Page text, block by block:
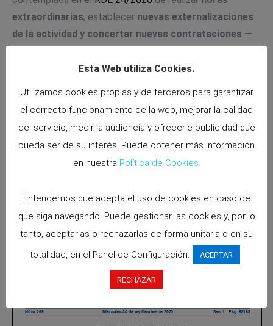
extraordinarias, establecer nuevas externalizaciones
de la actividad y concertar nuevas contrataciones —
ERTE. Hay que recordar que tales limitaciones se
puedan, por formación, capacitación u otras razones
justificadas, desarrollar las funciones encomendadas a
Fuente ; CissLaboral.
Puedes consultar el texto íntegro aquí;
Esta Web utiliza Cookies.
Utilizamos cookies propias y de terceros para garantizar
el correcto funcionamiento de la web, mejorar la calidad
del servicio, medir la audiencia y ofrecerle publicidad que
pueda ser de su interés. Puede obtener más información
en nuestra Política de Cookies.
Entendemos que acepta el uso de cookies en caso de
que siga navegando. Puede gestionar las cookies y, por lo
tanto, aceptarlas o rechazarlas de forma unitaria o en su
totalidad, en el Panel de Configuración.
ACEPTAR
RECHAZAR